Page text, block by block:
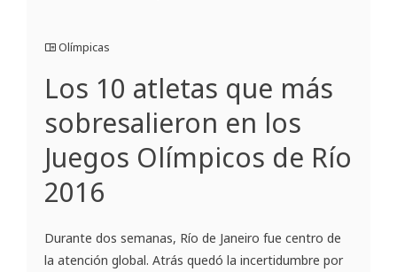
Olímpicas
Los 10 atletas que más
sobresalieron en los
Juegos Olímpicos de Río
2016
Durante dos semanas, Río de Janeiro fue centro de
la atención global. Atrás quedó la incertidumbre por